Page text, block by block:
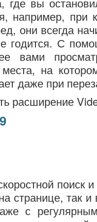
например, при
они всегда
годится. С
вами
на
даже при
расширение
поиск
странице, так
с